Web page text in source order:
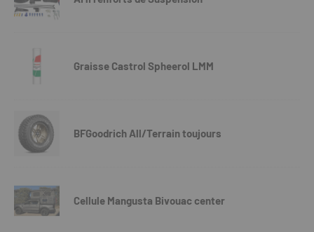
Graisse Castrol Spheerol LMM
BFGoodrich All/Terrain toujours
Cellule Mangusta Bivouac center